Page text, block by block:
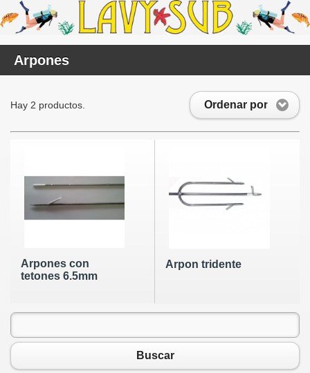
Arpones
Ordenar por
Hay 2 productos.
Arpones con
tetones 6.5mm
Arpon tridente
Buscar